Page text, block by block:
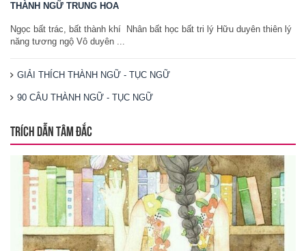
THÀNH NGỮ TRUNG HOA
Ngọc bất trác, bất thành khí Nhân bất học bất tri lý Hữu duyên thiên lý
năng tương ngộ Vô duyên ...
GIẢI THÍCH THÀNH NGỮ - TỤC NGỮ
90 CÂU THÀNH NGỮ - TỤC NGỮ
TRÍCH DẪN TÂM ĐẮC